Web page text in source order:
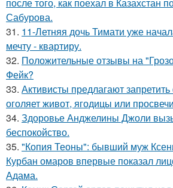
Сабурова.
31. 11-Летняя дочь Тимати уже
мечту - квартиру.
32. Положительные отзывы на
Фейк?
33. Активисты предлагают
оголяет живот, ягодицы или
34. Здоровье Анджелины Джоли
беспокойство.
35. "Копия Теоны": бывший муж
Курбан омаров впервые показал
Адама.